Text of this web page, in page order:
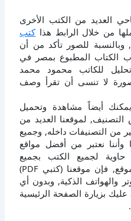
العديد من الكتب الأخرى
من خلال الرابط هذاكتب
, وبالنسبة للصور تأكد من أن
الكتاب المطبوع بمصر في
للكاتب محمود محمد
لا تنسى أن تقرأ وصف
أيضاً مشاهدة وتحميل
لموقعنا العديد من
من التصنيفات داخله, وجميع
100%, كما وأننا نعتبر من أفضل مواقع
لجميع الكتب بجميع
تخصصاتها, وبالنسبة لتصفح الموقع, فإن موقعنا (كتبي PDF)
والهواتف الذكية, وبدون أي
بزيارة الصفحة الرئيسية
.